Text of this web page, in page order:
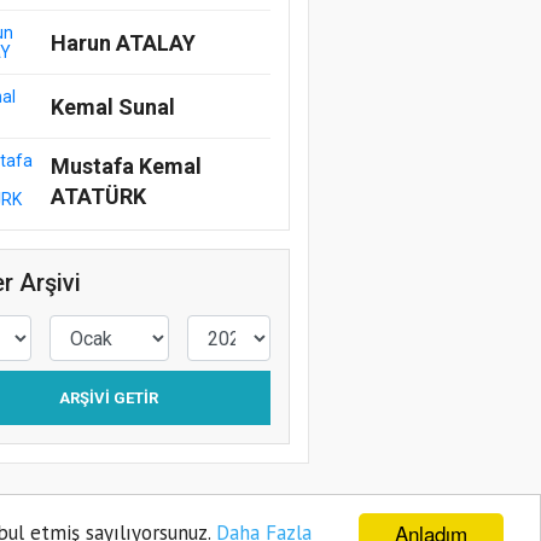
Anladım
etmiş sayılıyorsunuz. Daha Fazla
Harun ATALAY
Kemal Sunal
Mustafa Kemal
ATATÜRK
Arşivi
ARŞIVI GETIR
Gizlilik Politikası Sitene Ekle İletişim